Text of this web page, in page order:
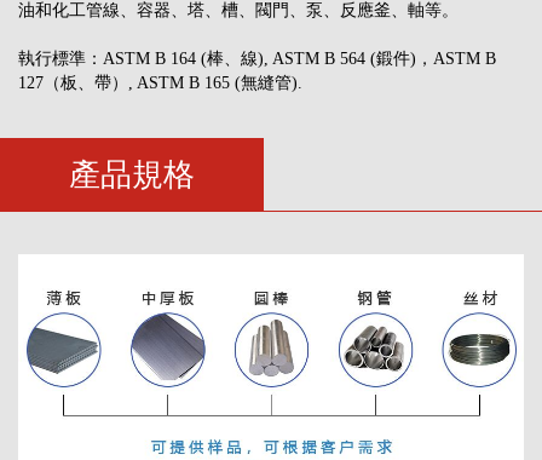
油和化工管線、容器、塔、槽、閥門、泵、反應釜、軸等。
執行標準：ASTM B 164 (棒、線), ASTM B 564 (鍛件)，ASTM B
127（板、帶）, ASTM B 165 (無縫管).
產品規格